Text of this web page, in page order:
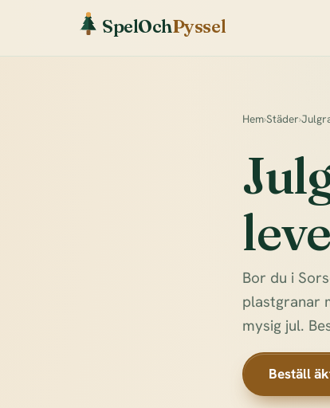
SpelOchPyssel
Hem›Städer›
Bor du i
plastgranar
mysig jul.
Beställ